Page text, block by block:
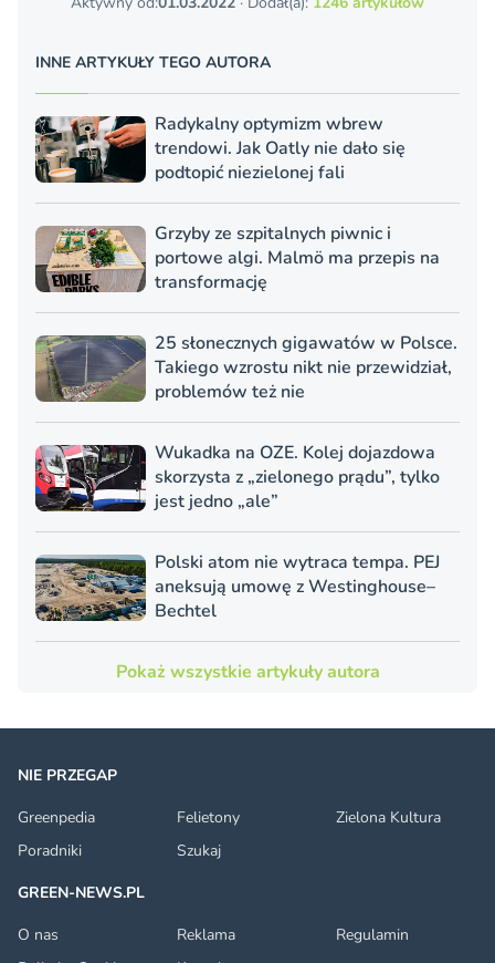
INNE ARTYKUŁY TEGO AUTORA
Radykalny optymizm wbrew
trendowi. Jak Oatly nie dało się
podtopić niezielonej fali
Grzyby ze szpitalnych piwnic i
portowe algi. Malmö ma przepis na
transformację
25 słonecznych gigawatów w Polsce.
Takiego wzrostu nikt nie przewidział,
problemów też nie
Wukadka na OZE. Kolej dojazdowa
skorzysta z „zielonego prądu”, tylko
jest jedno „ale”
Polski atom nie wytraca tempa. PEJ
aneksują umowę z Westinghouse–
Bechtel
Pokaż wszystkie artykuły autora
NIE PRZEGAP
Greenpedia
Felietony
Zielona Kultura
Poradniki
Szukaj
GREEN-NEWS.PL
O nas
Reklama
Regulamin